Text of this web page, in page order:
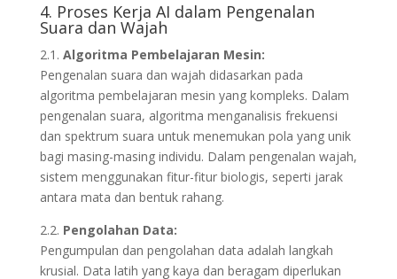
4. Proses Kerja AI dalam Pengenalan
Suara dan Wajah
2.1. Algoritma Pembelajaran Mesin:
Pengenalan suara dan wajah didasarkan pada
algoritma pembelajaran mesin yang kompleks. Dalam
pengenalan suara, algoritma menganalisis frekuensi
dan spektrum suara untuk menemukan pola yang unik
bagi masing-masing individu. Dalam pengenalan wajah,
sistem menggunakan fitur-fitur biologis, seperti jarak
antara mata dan bentuk rahang.
2.2. Pengolahan Data:
Pengumpulan dan pengolahan data adalah langkah
krusial. Data latih yang kaya dan beragam diperlukan